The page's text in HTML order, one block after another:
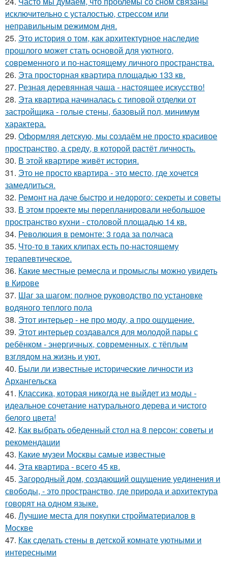
исключительно с усталостью, стрессом или
неправильным режимом дня.
25. Это история о том, как архитектурное наследие
прошлого может стать основой для уютного,
современного и по-настоящему личного пространства.
26. Эта просторная квартира площадью 133 кв.
27. Резная деревянная чаша - настоящее искусство!
28. Эта квартира начиналась с типовой отделки от
застройщика - голые стены, базовый пол, минимум
характера.
29. Оформляя детскую, мы создаём не просто красивое
пространство, а среду, в которой растёт личность.
30. В этой квартире живёт история.
31. Это не просто квартира - это место, где хочется
замедлиться.
32. Ремонт на даче быстро и недорого: секреты и советы
33. В этом проекте мы перепланировали небольшое
пространство кухни - столовой площадью 14 кв.
34. Революция в ремонте: 3 года за полчаса
35. Что-то в таких клипах есть по-настоящему
терапевтическое.
36. Какие местные ремесла и промыслы можно увидеть
в Кирове
37. Шаг за шагом: полное руководство по установке
водяного теплого пола
38. Этот интерьер - не про моду, а про ощущение.
39. Этот интерьер создавался для молодой пары с
ребёнком - энергичных, современных, с тёплым
взглядом на жизнь и уют.
40. Были ли известные исторические личности из
Архангельска
41. Классика, которая никогда не выйдет из моды -
идеальное сочетание натурального дерева и чистого
белого цвета!
42. Как выбрать обеденный стол на 8 персон: советы и
рекомендации
43. Какие музеи Москвы самые известные
44. Эта квартира - всего 45 кв.
45. Загородный дом, создающий ощущение уединения и
свободы, - это пространство, где природа и архитектура
говорят на одном языке.
46. Лучшие места для покупки стройматериалов в
Москве
47. Как сделать стены в детской комнате уютными и
интересными